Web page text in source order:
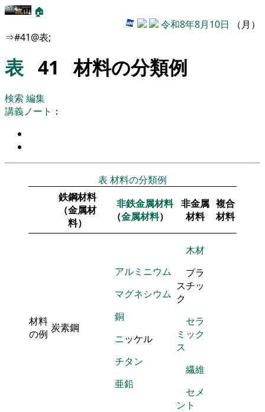
🏠
令和8年8月10日 （月）
⇒#41@表;
表 41 材料の分類例
検索 編集
講義ノート ：
表 材料の分類例
鉄鋼材料
（金属材
料）
非鉄金属材料
（金属材料）
非金属
材料
複合
材料
材料
の例 炭素鋼
アルミニウム
マグネシウム
銅
ニッケル
チタン
亜鉛
木材
プラ
スチッ
ク
セラ
ミック
ス
繊維
セメ
ント